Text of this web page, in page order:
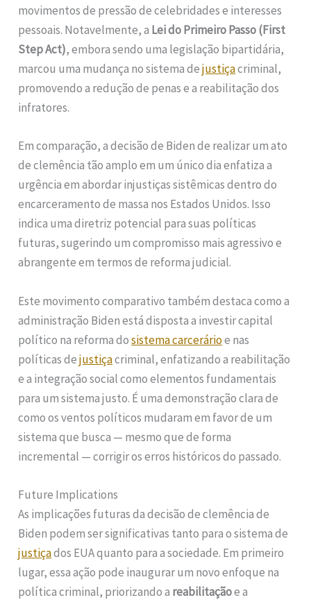
movimentos de pressão de celebridades e interesses
pessoais. Notavelmente, a Lei do Primeiro Passo (First
Step Act), embora sendo uma legislação bipartidária,
marcou uma mudança no sistema dejustiçacriminal,
promovendo a redução de penas e a reabilitação dos
infratores.
Em comparação, a decisão de Biden de realizar um ato
de clemência tão amplo em um único dia enfatiza a
urgência em abordar injustiças sistêmicas dentro do
encarceramento de massa nos Estados Unidos. Isso
indica uma diretriz potencial para suas políticas
futuras, sugerindo um compromisso mais agressivo e
abrangente em termos de reforma judicial.
Este movimento comparativo também destaca como a
administração Biden está disposta a investir capital
político na reforma dosistema carcerárioe nas
políticas dejustiçacriminal, enfatizando a reabilitação
e a integração social como elementos fundamentais
para um sistema justo. É uma demonstração clara de
como os ventos políticos mudaram em favor de um
sistema que busca — mesmo que de forma
incremental — corrigir os erros históricos do passado.
Future Implications
As implicações futuras da decisão de clemência de
Biden podem ser significativas tanto para o sistema de
justiçados EUA quanto para a sociedade. Em primeiro
lugar, essa ação pode inaugurar um novo enfoque na
política criminal, priorizando a reabilitaçãoe a